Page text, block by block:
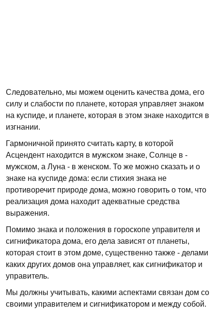
Следовательно, мы можем оценить качества дома, его
силу и слабости по планете, которая управляет знаком
на куспиде, и планете, которая в этом знаке находится в
изгнании.
Гармоничной принято считать карту, в которой
Асцендент находится в мужском знаке, Солнце в -
мужском, а Луна - в женском. То же можно сказать и о
знаке на куспиде дома: если стихия знака не
противоречит природе дома, можно говорить о том, что
реализация дома находит адекватные средства
выражения.
Помимо знака и положения в гороскопе управителя и
сигнификатора дома, его дела зависят от планеты,
которая стоит в этом доме, существенно также - делами
каких других домов она управляет, как сигнификатор и
управитель.
Мы должны учитывать, какими аспектами связан дом со
своими управителем и сигнификатором и между собой.